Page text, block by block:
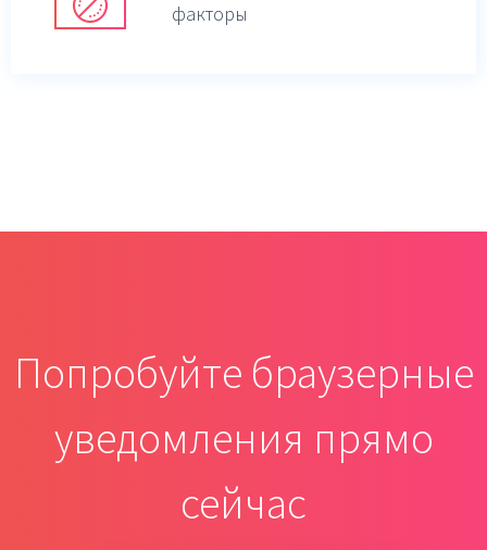
факторы
Попробуйте браузерные
уведомления прямо
сейчас